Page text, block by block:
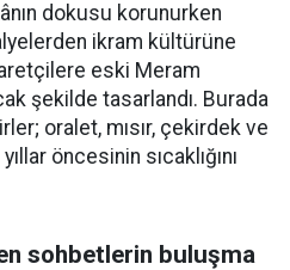
dokusu korunurken
ikram kültürüne
eski Meram
şekilde tasarlandı. Burada
oralet, mısır, çekirdek ve
öncesinin sıcaklığını
sohbetlerin buluşma